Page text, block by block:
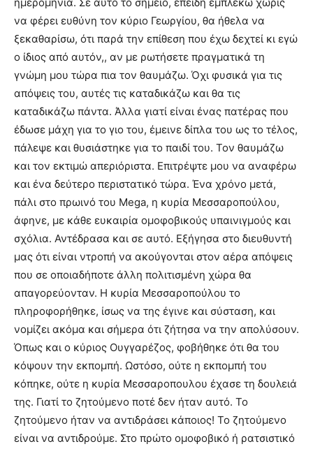
να φέρει ευθύνη τον κύριο Γεωργίου, θα ήθελα να
ξεκαθαρίσω, ότι παρά την επίθεση που έχω δεχτεί κι εγώ
ο ίδιος από αυτόν,, αν με ρωτήσετε πραγματικά τη
γνώμη μου τώρα πια τον θαυμάζω. Όχι φυσικά για τις
απόψεις του, αυτές τις καταδικάζω και θα τις
καταδικάζω πάντα. Άλλα γιατί είναι ένας πατέρας που
έδωσε μάχη για το γιο του, έμεινε δίπλα του ως το τέλος,
πάλεψε και θυσιάστηκε για το παιδί του. Τον θαυμάζω
και τον εκτιμώ απεριόριστα. Επιτρέψτε μου να αναφέρω
και ένα δεύτερο περιστατικό τώρα. Ένα χρόνο μετά,
πάλι στο πρωινό του Mega, η κυρία Μεσσαροπούλου,
άφηνε, με κάθε ευκαιρία ομοφοβικούς υπαινιγμούς και
σχόλια. Αντέδρασα και σε αυτό. Εξήγησα στο διευθυντή
μας ότι είναι ντροπή να ακούγονται στον αέρα απόψεις
που σε οποιαδήποτε άλλη πολιτισμένη χώρα θα
απαγορεύονταν. Η κυρία Μεσσαροπούλου το
πληροφορήθηκε, ίσως να της έγινε και σύσταση, και
νομίζει ακόμα και σήμερα ότι ζήτησα να την απολύσουν.
Όπως και ο κύριος Ουγγαρέζος, φοβήθηκε ότι θα του
κόψουν την εκπομπή. Ωστόσο, ούτε η εκπομπή του
κόπηκε, ούτε η κυρία Μεσσαροπουλου έχασε τη δουλειά
της. Γιατί το ζητούμενο ποτέ δεν ήταν αυτό. Το
ζητούμενο ήταν να αντιδράσει κάποιος! Το ζητούμενο
είναι να αντιδρούμε. Στο πρώτο ομοφοβικό ή ρατσιστικό